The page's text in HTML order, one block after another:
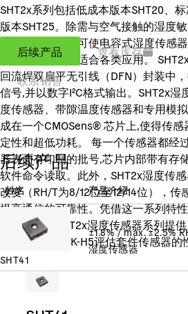
SHT2x系列包括低成本版本SHT20、
版本SHT25。除需与空气接触的湿度
全包覆成型——可使电容式湿度传感
的长期稳定性，适合各类应用。
回流焊双扁平无引线（DFN）封装中
信号,并以数字I²C格式输出。SHT2x湿
度传感器、带隙温度传感器和专用
成在一个CMOSens® 芯片上,使得传
定性和超低功耗。 每一个传感器都经
器表面有印制的批号,芯片内部带有存
软件命令读取。此外，SHT2x湿度传
改变（RH/T为8/12位至12/14位），传
提高通信的可靠性。凭借这一系列特
期稳定性，SHT2x湿度传感器系列提
使用EK-H4和EK-H5评估套件传感器的
后续产品 查看库存
联系销售
后续产品
姓名 产品介绍
SHT41
±1.8% / max. ±2.5%
湿度传感器